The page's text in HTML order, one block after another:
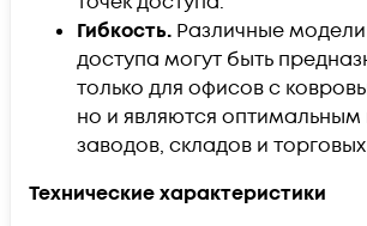
Гибкость. Различные модели
доступа могут быть
только для офисов с
но и являются
заводов, складов и
Технические характеристики